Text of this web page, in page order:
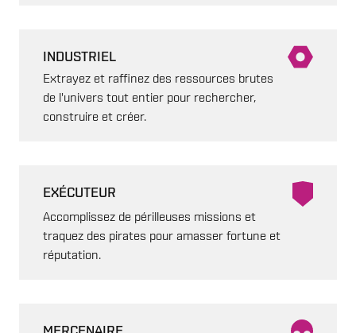
INDUSTRIEL
Extrayez et raffinez des ressources brutes
de l'univers tout entier pour rechercher,
construire et créer.
EXÉCUTEUR
Accomplissez de périlleuses missions et
traquez des pirates pour amasser fortune et
réputation.